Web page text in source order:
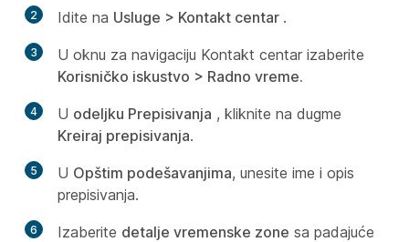
2 Idite na Usluge > Kontakt centar .
3
U oknu za navigaciju Kontakt centar izaberite
Korisničko iskustvo > Radno vreme.
4 U odeljku Prepisivanja , kliknite na dugme
Kreiraj prepisivanja.
5 U Opštim podešavanjima, unesite ime i opis
prepisivanja.
6 Izaberite detalje vremenske zone sa padajuće